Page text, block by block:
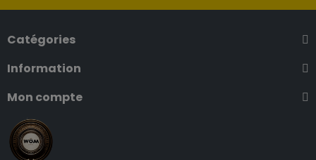
Catégories
Information
Mon compte